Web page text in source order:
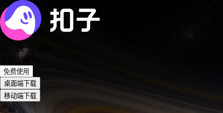
新一代 AI 团队
从扣子开始
免费使用
桌面端下载
移动端下载
产品